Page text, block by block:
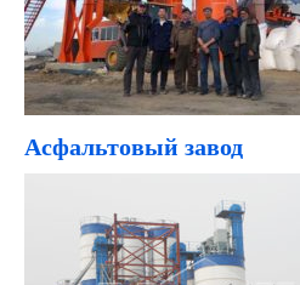
Асфальтовый завод